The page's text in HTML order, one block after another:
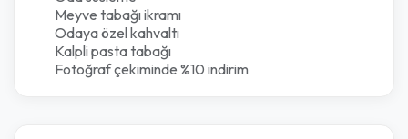
Meyve tabağı ikramı
Odaya özel kahvaltı
Kalpli pasta tabağı
Fotoğraf çekiminde %10 indirim